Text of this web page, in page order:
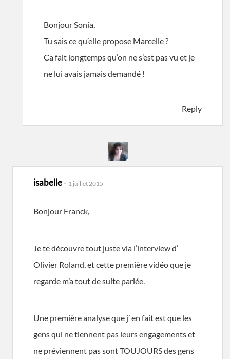
Bonjour Sonia,
Tu sais ce qu’elle propose Marcelle ?
Ca fait longtemps qu’on ne s’est pas vu et je
ne lui avais jamais demandé !
Reply
isabelle- 1 juillet 2015
Bonjour Franck,
Je te découvre tout juste via l’interview d’
Olivier Roland, et cette première vidéo que je
regarde m’a tout de suite parlée.
Une première analyse que j’ en fait est que les
gens qui ne tiennent pas leurs engagements et
ne préviennent pas sont TOUJOURS des gens